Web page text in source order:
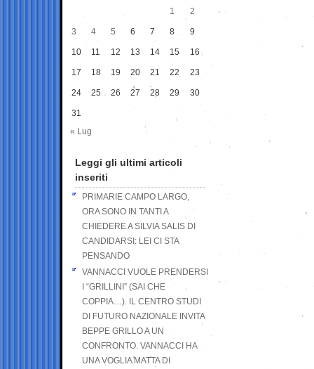
1
2
3 4 5 6 7 8 9
10 11 12 13 14 15 16
17 18 19 20 21 22 23
24 25 26 27 28 29 30
31
« Lug
Leggi gli ultimi articoli
inseriti
PRIMARIE CAMPO LARGO,
ORA SONO IN TANTI A
CHIEDERE A SILVIA SALIS DI
CANDIDARSI: LEI CI STA
PENSANDO
VANNACCI VUOLE PRENDERSI
I “GRILLINI” (SAI CHE
COPPIA…). IL CENTRO STUDI
DI FUTURO NAZIONALE INVITA
BEPPE GRILLO A UN
CONFRONTO. VANNACCI HA
UNA VOGLIA MATTA DI